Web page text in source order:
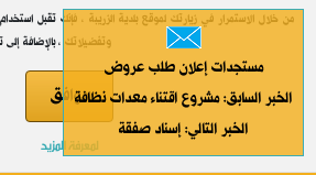
وتفضيلاتك ، بالإضافة
موافق
لمعرفة المزيد
مستجدات إعلان طلب عروض
الخبر السابق: مشروع اقتناء معدات نظافة
الخبر التالي: إسناد صفقة